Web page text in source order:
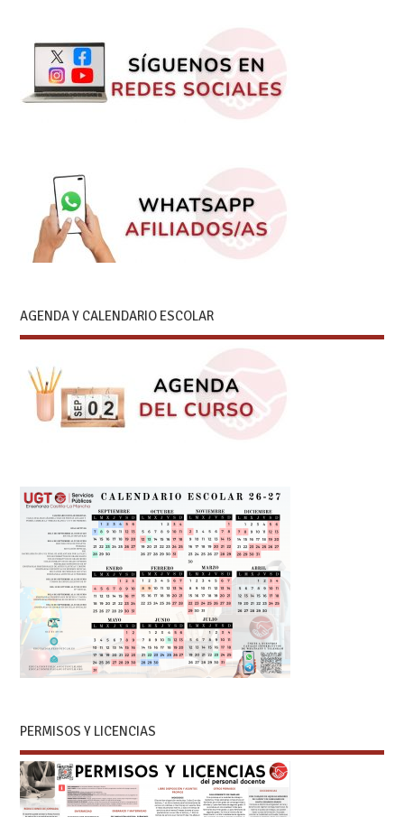
AGENDA Y CALENDARIO ESCOLAR
PERMISOS Y LICENCIAS